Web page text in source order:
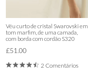
Véu curto de cristal Swarovski em
tom marfim, de uma camada,
com borda com cordão S320
£51.00
2 Comentários